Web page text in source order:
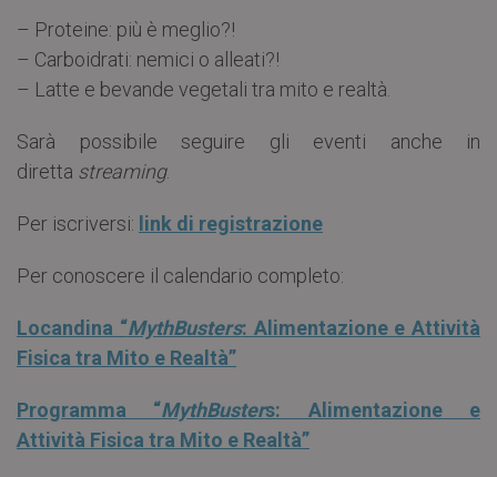
– Proteine: più è meglio?!
– Carboidrati: nemici o alleati?!
– Latte e bevande vegetali tra mito e realtà.
Sarà possibile seguire gli eventi anche in
diretta streaming.
Per iscriversi: link di registrazione
Per conoscere il calendario completo:
Locandina “MythBusters: Alimentazione e Attività
Fisica tra Mito e Realtà”
Programma “MythBusters: Alimentazione e
Attività Fisica tra Mito e Realtà”